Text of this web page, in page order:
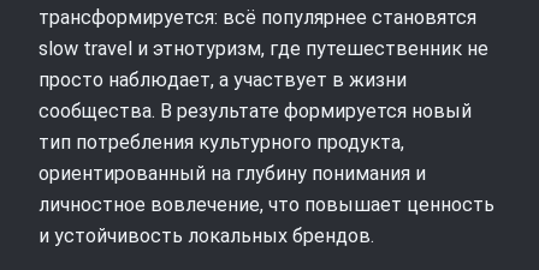
трансформируется: всё популярнее становятся
slow travel и этнотуризм, где путешественник не
просто наблюдает, а участвует в жизни
сообщества. В результате формируется новый
тип потребления культурного продукта,
ориентированный на глубину понимания и
личностное вовлечение, что повышает ценность
и устойчивость локальных брендов.